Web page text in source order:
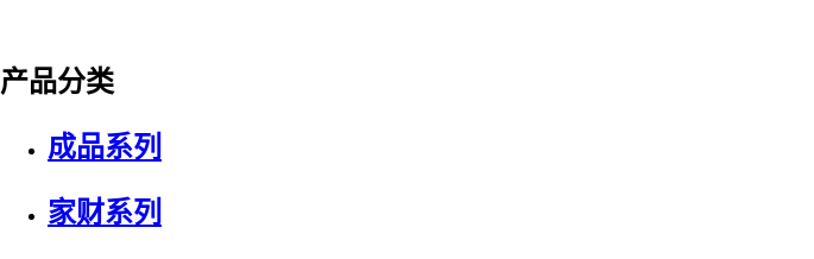
产品分类
成品系列
家财系列